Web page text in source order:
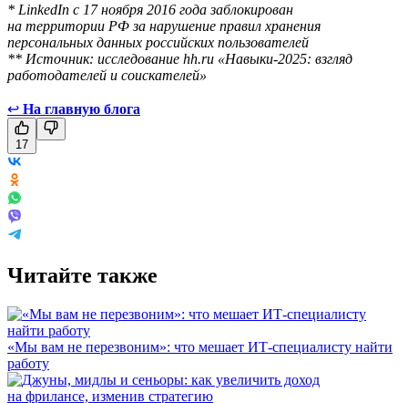
* LinkedIn с 17 ноября 2016 года заблокирован
на территории РФ за нарушение правил хранения
персональных данных российских пользователей
** Источник: исследование hh.ru «Навыки-2025: взгляд
работодателей и соискателей»
↩ На главную блога
17
Читайте также
«Мы вам не перезвоним»: что мешает ИТ-специалисту найти
работу